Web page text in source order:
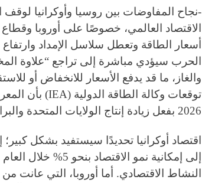
-نجاح المفاوضات بين روسيا وأوكرانيا
أسعار الطاقة وتعطل سلاسل الإمداد
الحرب سيؤدي مباشرة إلى تراجع “علاوة
والغاز، ما قد يدفع الأسعار للانخفاض أو
2026 بفعل زيادة إنتاج الولايات المتحدة والبرازيل وكندا.
إلى إمكانية نمو
النشاط الاقتصادي. أما أوروبا، التي عانت